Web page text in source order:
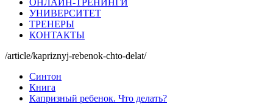
ОНЛАЙН-ТРЕНИНГИ
УНИВЕРСИТЕТ
ТРЕНЕРЫ
КОНТАКТЫ
/article/kapriznyj-rebenok-chto-delat/
Синтон
Книга
Капризный ребенок. Что делать?